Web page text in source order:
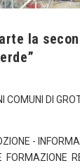
la
COMUNI DI
-
FORMAZIONE